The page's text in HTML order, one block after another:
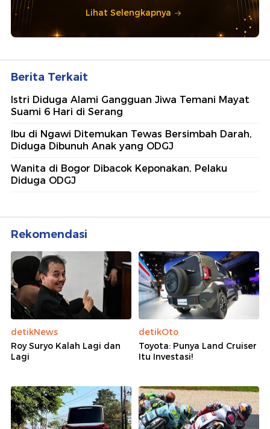
Lihat Selengkapnya
Berita Terkait
Istri Diduga Alami Gangguan Jiwa Temani Mayat
Suami 6 Hari di Serang
Ibu di Ngawi Ditemukan Tewas Bersimbah Darah,
Diduga Dibunuh Anak yang ODGJ
Wanita di Bogor Dibacok Keponakan, Pelaku
Diduga ODGJ
Rekomendasi
detikNews
Roy Suryo Kalah Lagi dan
Lagi
detikOto
Toyota: Punya Land Cruiser
Itu Investasi!